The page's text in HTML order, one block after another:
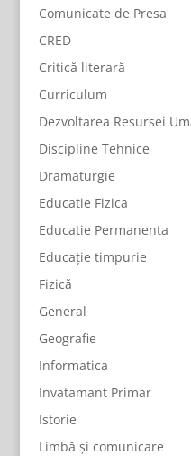
Comunicate de Presa
CRED
Critică literară
Curriculum
Dezvoltarea Resursei
Discipline Tehnice
Dramaturgie
Educatie Fizica
Educatie Permanenta
Educație timpurie
Fizică
General
Geografie
Informatica
Invatamant Primar
Istorie
Limbă și comunicare